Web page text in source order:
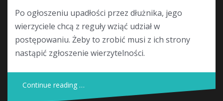
Po ogłoszeniu upadłości przez dłużnika, jego
wierzyciele chcą z reguły wziąć udział w
postępowaniu. Żeby to zrobić musi z ich strony
nastąpić zgłoszenie wierzytelności.
Continue reading …